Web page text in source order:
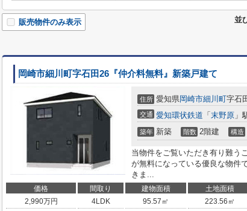
並
販売物件のみ表示
岡崎市細川町字石田26『仲介料無料』新築戸建て
住所 愛知県岡崎市細川町字石
交通 愛知環状鉄道 「 末野原 」
築年 新築 階数 2階建 構造
当物件をご覧いただき有り難う
が無料になっている優良な物件
きま...
価格 間取り 建物面積 土地面積
2,990万円 4LDK 95.57㎡ 223.56㎡